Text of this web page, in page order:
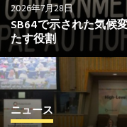
2026年7月28日
SB64で示された気候
たす役割
ニュース